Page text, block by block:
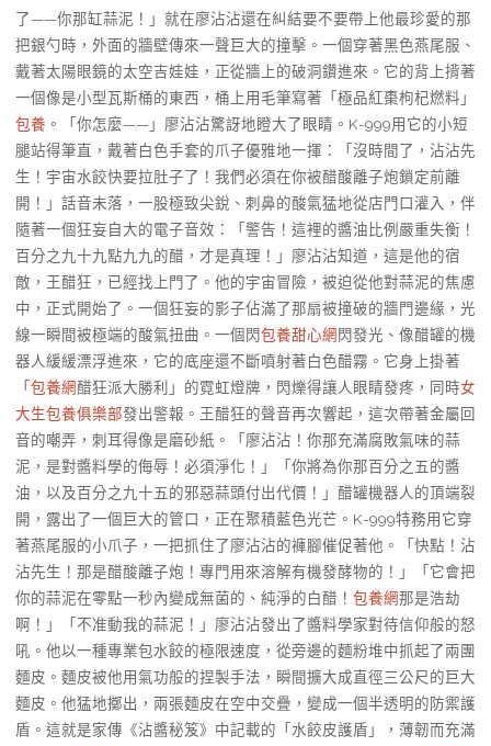
了——你那缸蒜泥！」就在廖沾沾還在糾結要不要帶上他最珍愛的那
把銀勺時，外面的牆壁傳來一聲巨大的撞擊。一個穿著黑色燕尾服、
戴著太陽眼鏡的太空吉娃娃，正從牆上的破洞鑽進來。它的背上揹著
一個像是小型瓦斯桶的東西，桶上用毛筆寫著「極品紅棗枸杞燃料」
包養 。「你怎麼——」廖沾沾驚訝地瞪大了眼睛。K-999用它的小短
腿站得筆直，戴著白色手套的爪子優雅地一揮：「沒時間了，沾沾先
生！宇宙水餃快要拉肚子了！我們必須在你被醋酸離子炮鎖定前離
開！」話音未落，一股極致尖銳、刺鼻的酸氣猛地從店門口灌入，伴
隨著一個狂妄自大的電子音效：「警告！這裡的醬油比例嚴重失衡！
百分之九十九點九九的醋，才是真理！」廖沾沾知道，這是他的宿
敵，王醋狂，已經找上門了。他的宇宙冒險，被迫從他對蒜泥的焦慮
中，正式開始了。一個狂妄的影子佔滿了那扇被撞破的牆門邊緣，光
線一瞬間被極端的酸氣扭曲。一個閃包養甜心網 閃發光、像醋罐的機
器人緩緩漂浮進來，它的底座還不斷噴射著白色醋霧。它身上掛著
「 包養網醋狂派大勝利」的霓虹燈牌，閃爍得讓人眼睛發疼，同時女
大生包養俱樂部發出警報。王醋狂的聲音再次響起，這次帶著金屬回
音的嘲弄，刺耳得像是磨砂紙。「廖沾沾！你那充滿腐敗氣味的蒜
泥，是對醬料學的侮辱！必須淨化！」「你將為你那百分之五的醬
油，以及百分之九十五的邪惡蒜頭付出代價！」醋罐機器人的頂端裂
開，露出了一個巨大的管口，正在聚積藍色光芒。K-999特務用它穿
著燕尾服的小爪子，一把抓住了廖沾沾的褲腳催促著他。「快點！沾
沾先生！那是醋酸離子炮！專門用來溶解有機發酵物的！」「它會把
你的蒜泥在零點一秒內變成無菌的、純淨的白醋！ 包養網那是浩劫
啊！」「不准動我的蒜泥！」廖沾沾發出了醬料學家對待信仰般的怒
吼。他以一種專業包水餃的極限速度，從旁邊的麵粉堆中抓起了兩團
麵皮。麵皮被他用氣功般的捏製手法，瞬間擴大成直徑三公尺的巨大
麵皮。他猛地擲出，兩張麵皮在空中交疊，變成一個半透明的防禦護
盾。這就是家傳《沾醬秘笈》中記載的「水餃皮護盾」，薄韌而充滿